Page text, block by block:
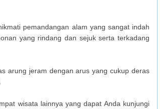
pemandangan alam yang sangat indah
yang rindang dan sejuk serta terkadang
arung jeram dengan arus yang cukup deras
wisata lainnya yang dapat Anda kunjungi